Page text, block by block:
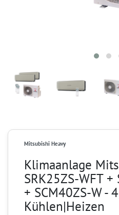
Mitsubishi Heavy
Klimaanlage
SRK25ZS-WFT +
+ SCM40ZS-W -
Kühlen|Heizen